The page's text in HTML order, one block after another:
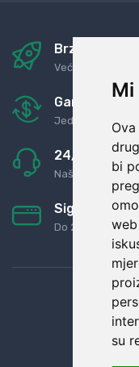
bi
su
Brza i
Već za nekoliko
Garancija u
Jednostavno
24/7 odlična
Naši agenti
Sigurno
Do 24 rata bez